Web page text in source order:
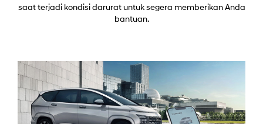
saat terjadi kondisi darurat untuk segera memberikan Anda
bantuan.